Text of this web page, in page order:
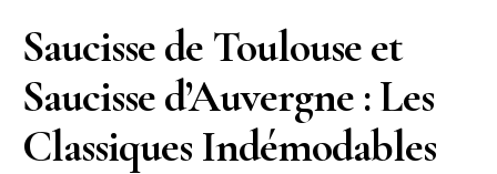
Saucisse de Toulouse et
Saucisse d’Auvergne : Les
Classiques Indémodables